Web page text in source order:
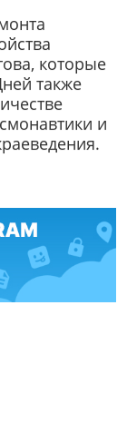
которые
также
и